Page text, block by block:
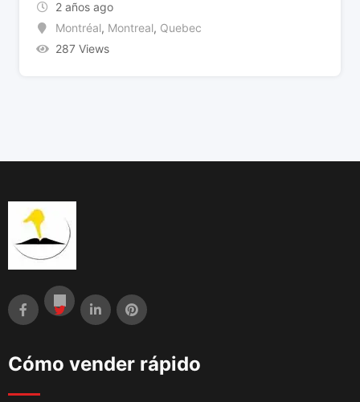
2 años ago
Montréal, Montreal, Quebec
287 Views
Cómo vender rápido